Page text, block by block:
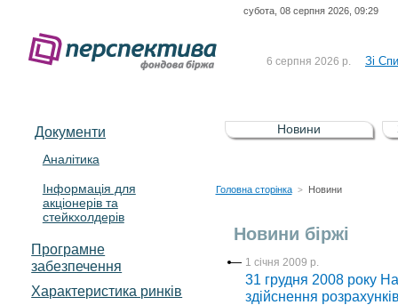
субота, 08 серпня 2026, 09:29
6 серпня 2026 р. Зі
5 серпня 2026 р.
Зі
UA4000232607)
4 серпня 2026 р.
Документи
Аналітика
Інформація для
акціонерів та
стейкхолдерів
Програмне
забезпечення
Характеристика pинків
Новини
Головна сторінка > Новини
Новини біржі
1 січня 2009 р.
31 грудня 2008 року
здійснення